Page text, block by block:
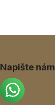
Napište nám